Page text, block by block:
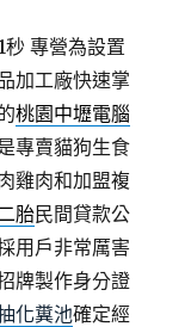
秒 專營為設置
加工廠快速掌
桃園中壢電腦
專賣貓狗生食
雞肉和加盟複
胎民間貸款公
用戶非常厲害
牌製作身分證
化糞池確定經